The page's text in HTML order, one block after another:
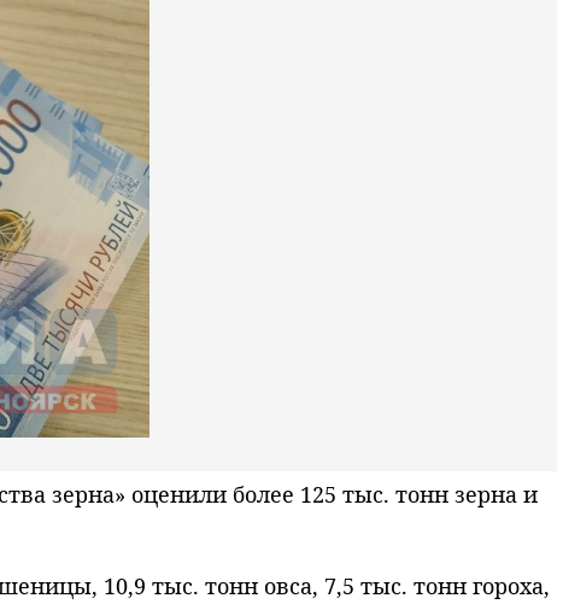
зерна» оценили более 125 тыс. тонн зерна и
10,9 тыс. тонн овса, 7,5 тыс. тонн гороха,